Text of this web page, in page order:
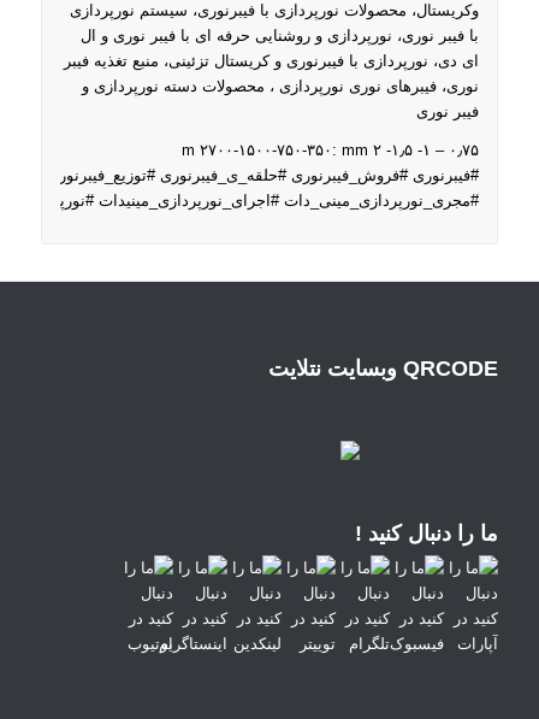
وکریستال، محصولات نورپردازی با فیبرنوری، سیستم نورپردازی
با فیبر نوری، نورپردازی و روشنایی حرفه ای با فیبر نوری و ال
ای دی، نورپردازی با فیبرنوری و کریستال تزئینی، منبع تغذیه فیبر
نوری، فیبرهای نوری نورپردازی ، محصولات دسته نورپردازی و
فیبر نوری
۰٫۷۵ – ۱- ۱٫۵- ۲ mm :
۲۷۰۰-۱۵۰۰-۷۵۰-۳۵۰ m
#فیبرنوری #فروش_فیبرنوری #حلقه_ی_فیبرنوری #توزیع_فیبرنوری
#مجری_نورپردازی_مینی_دات #اجرای_نورپردازی_مینیدات
QRCODE وبسایت نتلایت
ما را دنبال کنید !